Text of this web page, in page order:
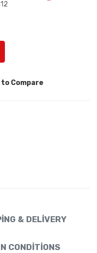
to Compare
& DELIVERY
CONDITIONS